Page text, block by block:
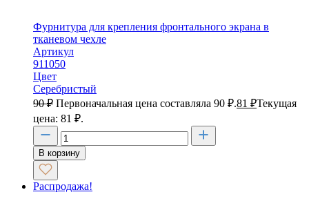
Фурнитура для крепления фронтального экрана в
тканевом чехле
Артикул
911050
Цвет
Серебристый
90₽ Первоначальная цена составляла 90 ₽.81 ₽Текущая
цена: 81 ₽.
В корзину
Распродажа!